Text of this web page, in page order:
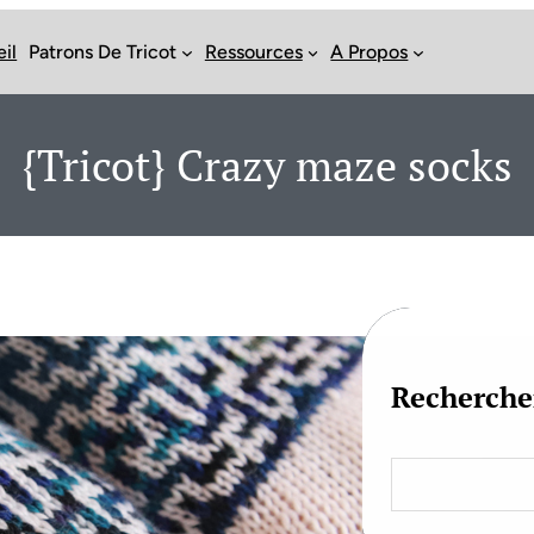
Patrons De Tricot Ressources A Propos
{Tricot} Crazy maze socks
a